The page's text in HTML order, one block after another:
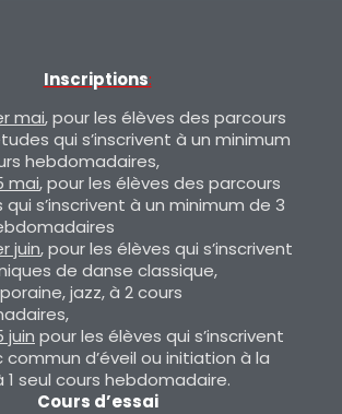
Inscriptions:
mai, pour les élèves des parcours
qui s’inscrivent à un minimum
hebdomadaires,
mai, pour les élèves des parcours
s’inscrivent à un minimum de 3
juin, pour les élèves qui s’inscrivent
de danse classique,
jazz, à 2 cours
juin pour les élèves qui s’inscrivent
d’éveil ou initiation à la
1 seul cours hebdomadaire.
Cours d’essai